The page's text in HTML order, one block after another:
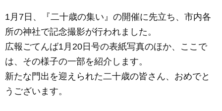
c
e
b
o
o
k
ail ss
e
n
g
er
e
1月7日、『二十歳の集い』の開催に先立ち、市内各
所の神社で記念撮影が行われました。
広報ごてんば1月20日号の表紙写真のほか、ここで
は、その様子の一部を紹介します。
新たな門出を迎えられた二十歳の皆さん、おめでと
うございます。